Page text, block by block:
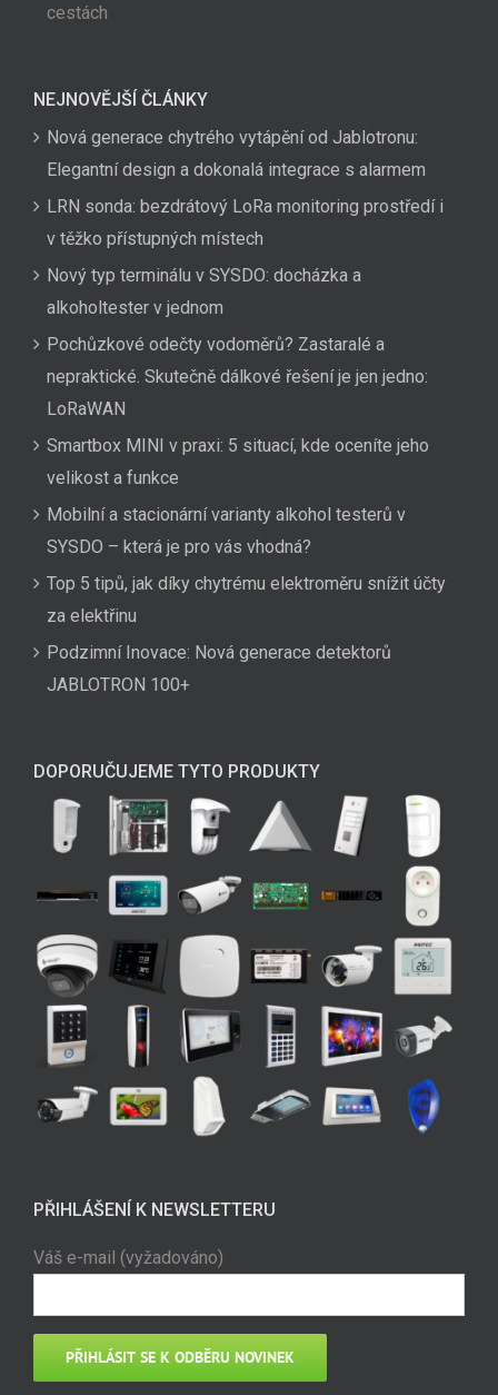
cestách
NEJNOVĚJŠÍ ČLÁNKY
Nová generace chytrého vytápění od Jablotronu:
Elegantní design a dokonalá integrace s alarmem
LRN sonda: bezdrátový LoRa monitoring prostředí i
v těžko přístupných místech
Nový typ terminálu v SYSDO: docházka a
alkoholtester v jednom
Pochůzkové odečty vodoměrů? Zastaralé a
nepraktické. Skutečně dálkové řešení je jen jedno:
LoRaWAN
Smartbox MINI v praxi: 5 situací, kde oceníte jeho
velikost a funkce
Mobilní a stacionární varianty alkohol testerů v
SYSDO – která je pro vás vhodná?
Top 5 tipů, jak díky chytrému elektroměru snížit účty
za elektřinu
Podzimní Inovace: Nová generace detektorů
JABLOTRON 100+
DOPORUČUJEME TYTO PRODUKTY
PŘIHLÁŠENÍ K NEWSLETTERU
Váš e-mail (vyžadováno)